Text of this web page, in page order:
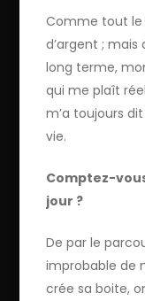
Comme tout le
d’argent ; mais
long terme,
qui me plaît
m’a toujours
vie.
Comptez-
jour ?
De par le
improbable de
crée sa boite,